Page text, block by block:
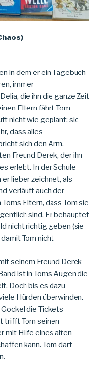
in dem er ein Tagebuch
immer
die ihn die ganze Zeit
Eltern fährt Tom
nicht wie geplant: sie
dass alles
sich den Arm.
Freund Derek, der ihn
erlebt. In der Schule
lieber zeichnet, als
verläuft auch der
Eltern, dass Tom sie
sind. Er behauptet
nicht richtig geben (sie
Tom nicht
seinem Freund Derek
ist in Toms Augen die
Doch bis es dazu
Hürden überwinden.
die Tickets
trifft Tom seinen
mit Hilfe eines alten
kann. Tom darf